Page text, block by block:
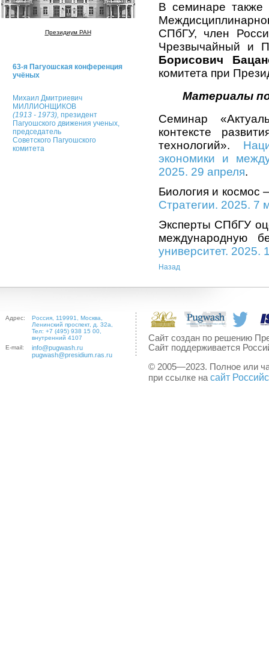
Президиум РАН
63-я Пагуошская конференция
учёных
Михаил Дмитриевич
МИЛЛИОНЩИКОВ
(1913 - 1973), президент
Пагуошского движения ученых,
председатель
Советского Пагуошского
комитета
В семинаре также
СПбГУ, член
Чрезвычайный и
Борисович
комитета при
Материалы
Семинар
контексте
технологий».
экономики и
2025. 29 апреля.
Биология и
Стратегии. 2025. 7
Эксперты СПбГУ
международную
университет. 2025.
Назад
Адрес:
Россия, 119991, Москва,
Ленинский проспект, д. 32а,
Тел: +7 (495) 938 15 00,
внутренний 4107
E-mail:
info@pugwash.ru
pugwash@presidium.ras.ru
Сайт создан по решению
Сайт поддерживается
© 2005—2023. Полное или
при ссылке на сайт